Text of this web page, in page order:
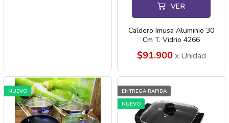
VER
Caldero Imusa Aluminio 30
Cm T. Vidrio 4266
$91.900x Unidad
NUEVO
ENTREGA RAPIDA
NUEVO